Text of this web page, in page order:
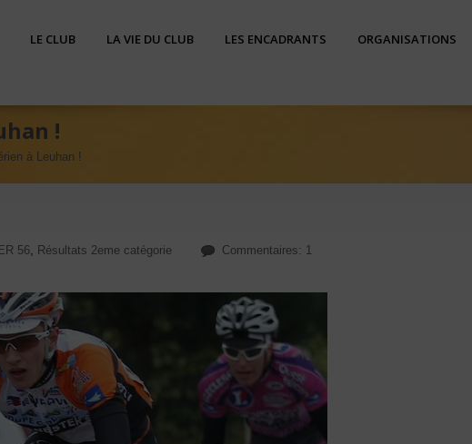
LE CLUB LA VIE DU CLUB LES ENCADRANTS ORGANISATIONS
!
à Leuhan !
56, Résultats 2eme catégorie Commentaires: 1